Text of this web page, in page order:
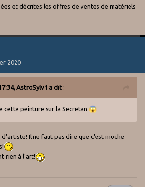
et décrites les offres de ventes de matériels
2020
As troSy lv 1 a dit :
cette peinture sur la Secretan 😱
Il ne faut pas dire que c'est moche
rien à l'art!